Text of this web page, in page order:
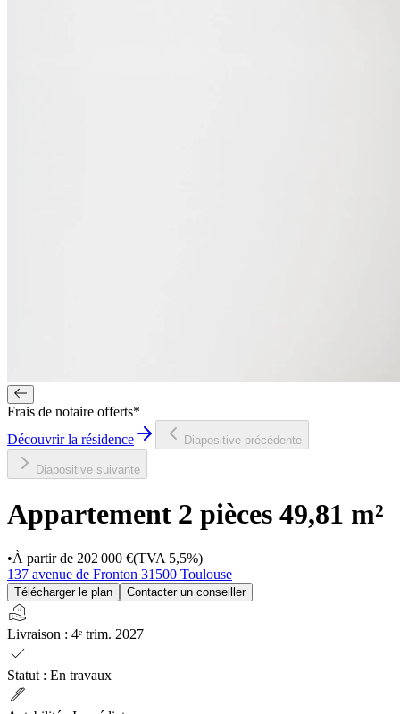
Frais de notaire offerts*
Découvrir la résidence
Diapositive précédente
Diapositive suivante
Appartement 2 pièces 49,81 m²
•À partir de 202 000 €(TVA 5,5%)
137 avenue de Fronton 31500 Toulouse
Télécharger le plan Contacter un conseiller
real_estate_agent
Livraison : 4ᵉ trim. 2027
check
Statut : En travaux
ink_pen